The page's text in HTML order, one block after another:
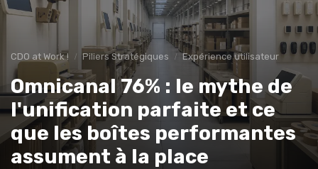
CDO at Work ! Piliers Stratégiques Expérience utilisateur
Omnicanal 76% : le mythe de
l'unification parfaite et ce
que les boîtes performantes
assument à la place